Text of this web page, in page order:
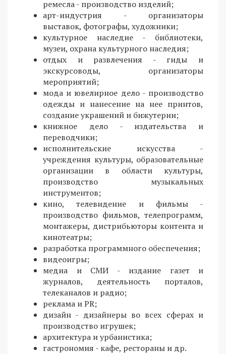
ремесла - производство изделий;
арт-индустрия - организаторы
выставок, фотографы, художники;
культурное наследие - библиотеки,
музеи, охрана культурного наследия;
отдых и развлечения - гиды и
экскурсоводы, организаторы
мероприятий;
мода и ювелирное дело - производство
одежды и нанесение на нее принтов,
создание украшений и бижутерии;
книжное дело - издательства и
переводчики;
исполнительские искусства -
учреждения культуры, образовательные
организации в области культуры,
производство музыкальных
инструментов;
кино, телевидение и фильмы -
производство фильмов, телепрограмм,
монтажеры, дистрибьюторы контента и
кинотеатры;
разработка программного обеспечения;
видеоигры;
медиа и СМИ - издание газет и
журналов, деятельность порталов,
телеканалов и радио;
реклама и PR;
дизайн - дизайнеры во всех сферах и
производство игрушек;
архитектура и урбанистика;
гастрономия - кафе, рестораны и др.